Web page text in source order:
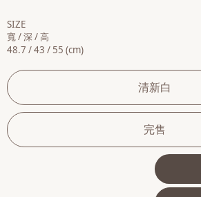
SIZE
寬 / 深 / 高
48.7 / 43 / 55 (cm)
清新白
完售